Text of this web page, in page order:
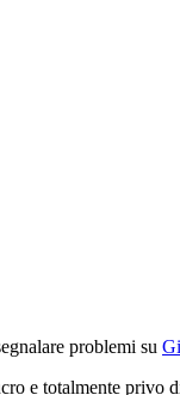
problemi su
e totalmente privo